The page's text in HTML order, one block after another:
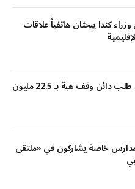
كندا يبحثان هاتفياً علاقات
«مدنية دبي» ترفض طلب دائن وقف هبة بـ 22.5 مليون
بمدارس خاصة يشاركون في «ملتقى